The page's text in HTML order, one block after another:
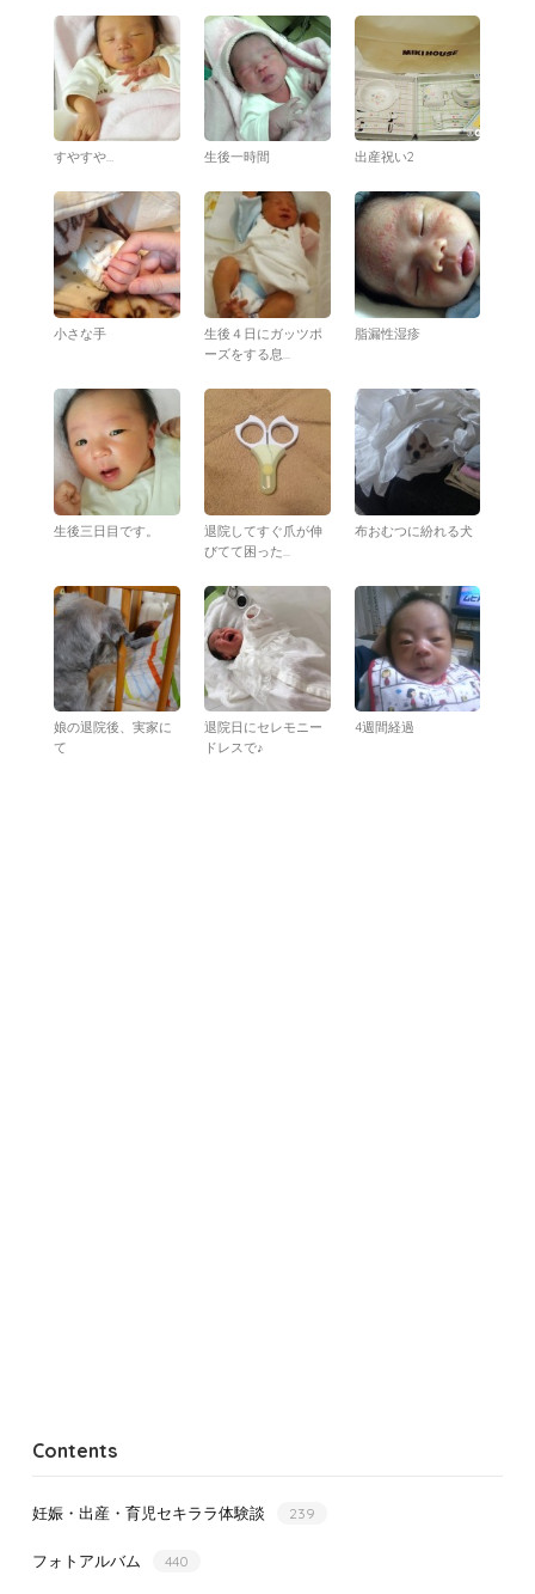
すやすや… 生後一時間 出産祝い2
小さな手
生後４日にガッツポ
ーズをする息...
脂漏性湿疹
生後三日目です。
退院してすぐ爪が伸
びてて困った...
布おむつに紛れる犬
娘の退院後、実家に
て
退院日にセレモニー
ドレスで♪
4週間経過
Contents
妊娠・出産・育児セキララ体験談 239
フォトアルバム 440